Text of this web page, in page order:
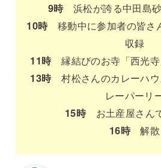
9時浜松が誇る中田島
10時移動中に参加者の皆さ
収録
11時縁結びのお寺「西光寺
13時村松さんのカレーハウ
レーパーリ
15時お土産屋さん
16時解散